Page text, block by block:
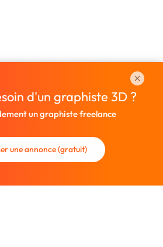
d'un graphiste 3D ?
un graphiste freelance
une annonce (gratuit)